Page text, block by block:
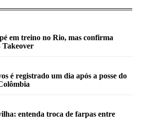
em treino no Rio, mas confirma
Takeover
é registrado um dia após a posse do
entenda troca de farpas entre